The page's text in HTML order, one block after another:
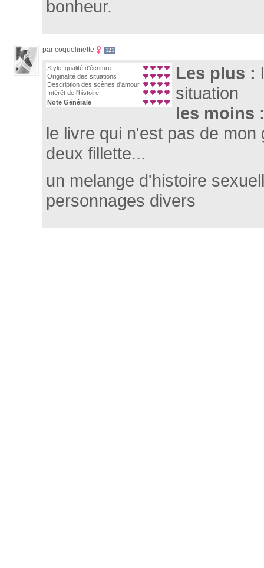
bonheur.
par coquelinette 121
Style, qualité d'écriture
Originalité des situations
Description des scènes d'amour
Intérêt de l'histoire
Note Générale
Les plus :
situation
les moins
le livre qui n'est pas de mon
deux fillette...
un melange d'histoire
personnages divers